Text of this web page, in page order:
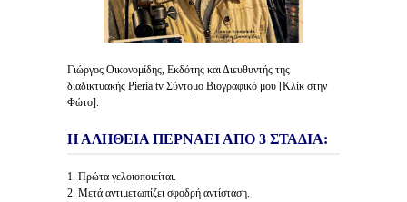
Γιώργος Οικονομίδης, Εκδότης και Διευθυντής της
διαδικτυακής Pieria.tv Σύντομο Βιογραφικό μου [Κλίκ στην
Φώτο].
Η ΑΛΗΘΕΙΑ ΠΕΡΝΑΕΙ ΑΠΟ 3 ΣΤΑΔΙΑ:
1. Πρώτα γελοιοποιείται.
2. Μετά αντιμετωπίζει σφοδρή αντίσταση.